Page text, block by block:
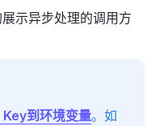
示异步处理的调用方
Key到环境变量。如